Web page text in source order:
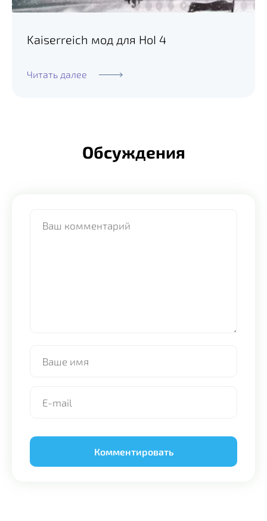
Kaiserreich мод для HoI 4
Читать далее
Обсуждения